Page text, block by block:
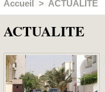
Accueil > ACTUALITE
ACTUALITE